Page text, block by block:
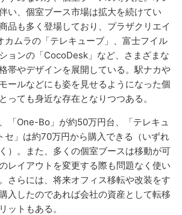
い、個室ブース市場は拡大を続けてい
品も多く登場しており、プラザクリエイ
カムラの「テレキューブ」、富士フイル
ョンの「CocoDesk」など、さまざまな
帯やデザインを展開している。駅ナカや
ールなどにも姿を見せるようになった個
っても身近な存在となりつつある。
「One-Bo」が約50万円台、「テレキュ
セ」は約70万円から購入できる（いずれ
）。また、多くの個室ブースは移動が可
レイアウトを変更する際も問題なく使い
さらには、将来オフィス移転や改装をす
入したのであれば会社の資産として転移
ットもある。